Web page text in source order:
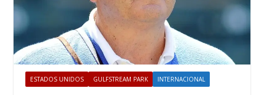
ESTADOS UNIDOS GULFSTREAM PARK INTERNACIONAL